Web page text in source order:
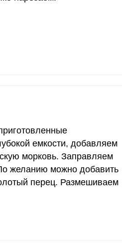
1.5
5
емкости, добавляем
морковь. Заправляем
желанию можно добавить
перец. Размешиваем